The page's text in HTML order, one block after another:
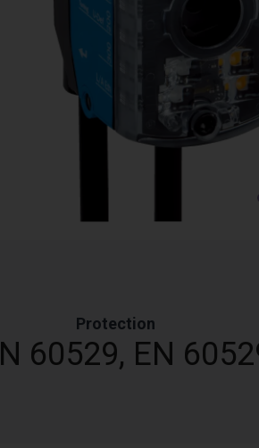
Protection
60529, EN